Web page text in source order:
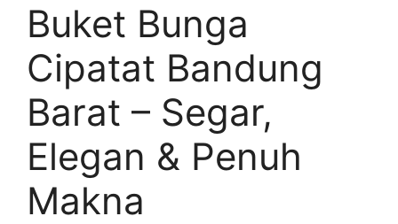
Buket Bunga
Cipatat Bandung
Barat – Segar,
Elegan & Penuh
Makna